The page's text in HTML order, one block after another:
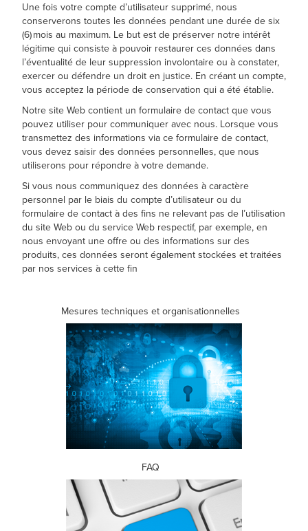
Une fois votre compte d’utilisateur supprimé, nous
conserverons toutes les données pendant une durée de six
(6) mois au maximum. Le but est de préserver notre intérêt
légitime qui consiste à pouvoir restaurer ces données dans
l’éventualité de leur suppression involontaire ou à constater,
exercer ou défendre un droit en justice. En créant un compte,
vous acceptez la période de conservation qui a été établie.
Notre site Web contient un formulaire de contact que vous
pouvez utiliser pour communiquer avec nous. Lorsque vous
transmettez des informations via ce formulaire de contact,
vous devez saisir des données personnelles, que nous
utiliserons pour répondre à votre demande.
Si vous nous communiquez des données à caractère
personnel par le biais du compte d’utilisateur ou du
formulaire de contact à des fins ne relevant pas de l’utilisation
du site Web ou du service Web respectif, par exemple, en
nous envoyant une offre ou des informations sur des
produits, ces données seront également stockées et traitées
par nos services à cette fin
Mesures techniques et organisationnelles
FAQ